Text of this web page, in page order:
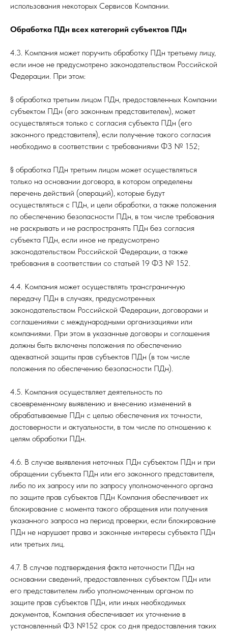
использования некоторых Сервисов Компании.
Обработка ПДн всех категорий субъектов ПДн
4.3. Компания может поручить обработку ПДн третьему лицу,
если иное не предусмотрено законодательством Российской
Федерации. При этом:
§ обработка третьим лицом ПДн, предоставленных Компании
субъектом ПДн (его законным представителем), может
осуществляться только с согласия субъекта ПДн (его
законного представителя), если получение такого согласия
необходимо в соответствии с требованиями ФЗ № 152;
§ обработка ПДн третьим лицом может осуществляться
только на основании договора, в котором определены
перечень действий (операций), которые будут
осуществляться с ПДн, и цели обработки, а также положения
по обеспечению безопасности ПДн, в том числе требования
не раскрывать и не распространять ПДн без согласия
субъекта ПДн, если иное не предусмотрено
законодательством Российской Федерации, а также
требования в соответствии со статьей 19 ФЗ № 152.
4.4. Компания может осуществлять трансграничную
передачу ПДн в случаях, предусмотренных
законодательством Российской Федерации, договорами и
соглашениями с международными организациями или
компаниями. При этом в указанные договоры и соглашения
должны быть включены положения по обеспечению
адекватной защиты прав субъектов ПДн (в том числе
положения по обеспечению безопасности ПДн).
4.5. Компания осуществляет деятельность по
своевременному выявлению и внесению изменений в
обрабатываемые ПДн с целью обеспечения их точности,
достоверности и актуальности, в том числе по отношению к
целям обработки ПДн.
4.6. В случае выявления неточных ПДн субъектом ПДн и при
обращении субъекта ПДн или его законного представителя,
либо по их запросу или по запросу уполномоченного органа
по защите прав субъектов ПДн Компания обеспечивает их
блокирование с момента такого обращения или получения
указанного запроса на период проверки, если блокирование
ПДн не нарушает права и законные интересы субъекта ПДн
или третьих лиц.
4.7. В случае подтверждения факта неточности ПДн на
основании сведений, предоставленных субъектом ПДн или
его представителем либо уполномоченным органом по
защите прав субъектов ПДн, или иных необходимых
документов, Компания обеспечивает их уточнение в
установленный ФЗ №152 срок со дня предоставления таких